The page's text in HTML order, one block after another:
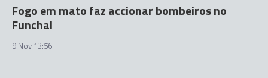
Fogo em mato faz accionar bombeiros no
Funchal
9 Nov 13:56